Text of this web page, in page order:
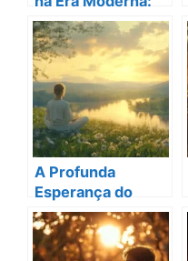
História, Desafios
e Esperança
A Profunda
Esperança do
Salmo Católico 23
para Seus
Desafios